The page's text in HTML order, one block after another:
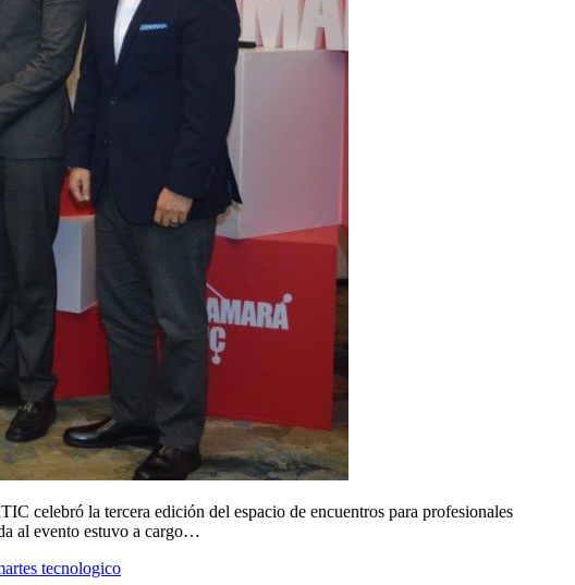
celebró la tercera edición del espacio de encuentros para profesionales
al evento estuvo a cargo…
tecnologico